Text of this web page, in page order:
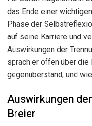
das Ende einer
Phase der
auf seine Karriere und
Auswirkungen der
sprach er offen über die
gegenüberstand, und
Auswirkungen
Breier